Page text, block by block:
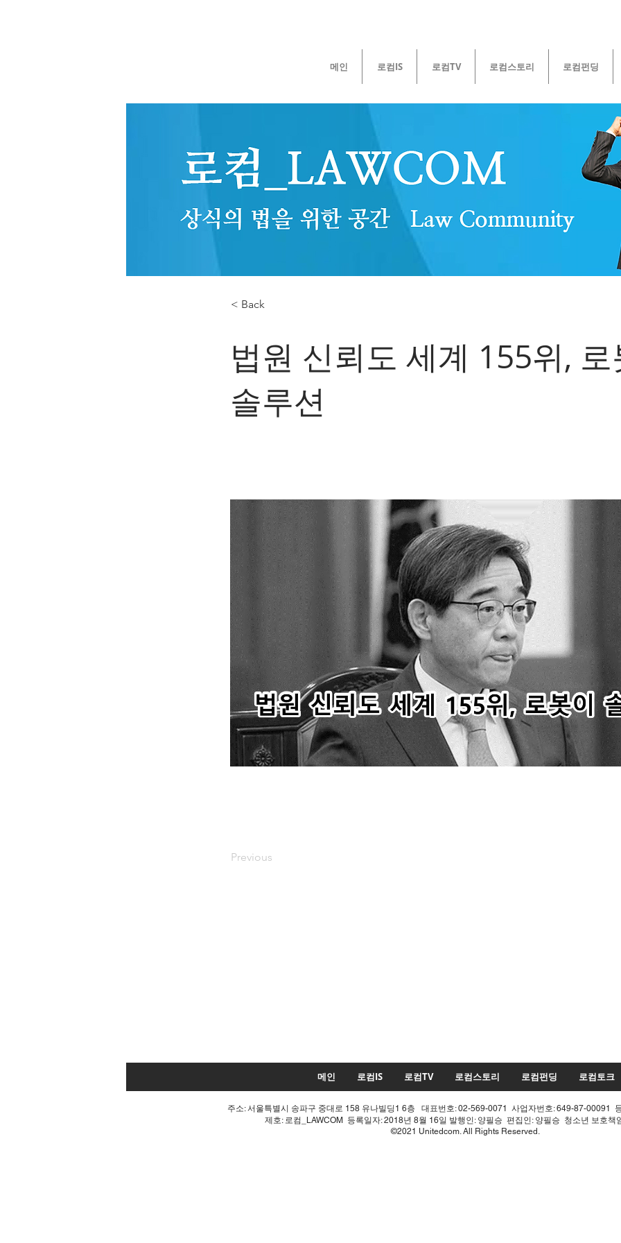
메인 로컴IS 로컴TV 로컴스토리 로컴펀딩
< Back
법원 신뢰도 세계 155위,
솔루션
Previous
메인 로컴IS 로컴TV 로컴스토리 로컴펀딩 로컴토크
주소: 서울특별시 송파구 중대로 158 유나빌딩1 6층 대표번호: 02-569-0071 사업자번호: 649-87-00091
제호: 로컴_LAWCOM 등록일자: 2018년 8월 16일 발행인: 양필승 편집인: 양필승 청소년 보호
©2021 Unitedcom. All Rights Reserved.